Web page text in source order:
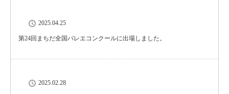
2025.04.25
第24回まちだ全国バレエコンクールに出場しました。
2025.02.28